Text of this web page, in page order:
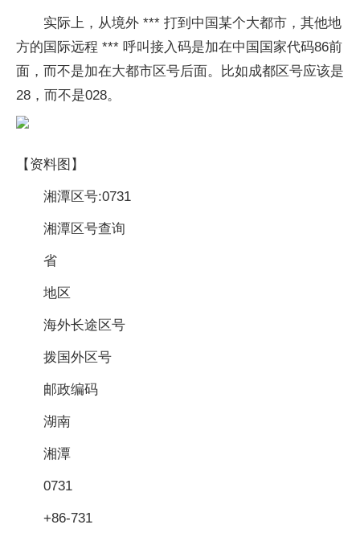
实际上，从境外 *** 打到中国某个大都市，其他地
方的国际远程 *** 呼叫接入码是加在中国国家代码86前
面，而不是加在大都市区号后面。比如成都区号应该是
28，而不是028。
【资料图】
湘潭区号:0731
湘潭区号查询
省
地区
海外长途区号
拨国外区号
邮政编码
湖南
湘潭
0731
+86-731